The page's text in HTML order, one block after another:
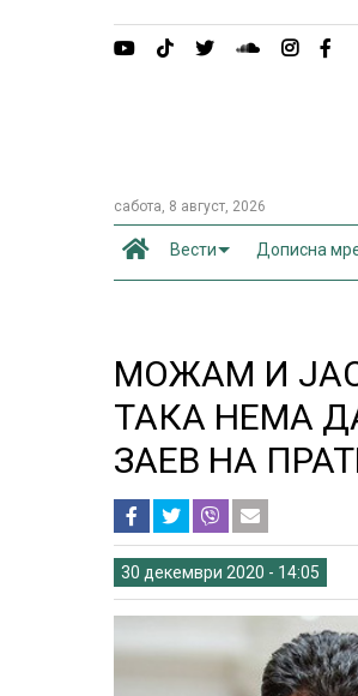
сабота, 8 август, 2026
Вести Дописна
МОЖАМ И
ТАКА НЕМА
ЗАЕВ НА
30 декември 2020 - 14:05